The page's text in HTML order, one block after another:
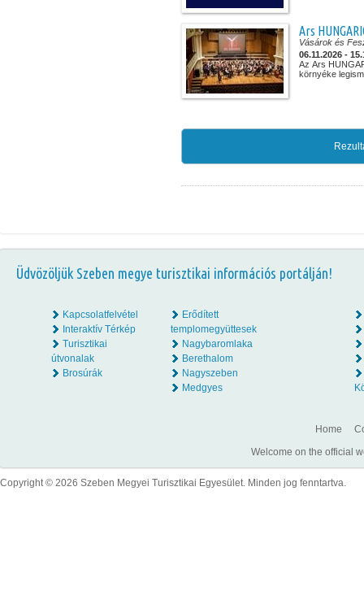
Ars
Vásárok és
06.11.2026 -
Az Ars
környéke
Üdvözöljük Szeben megye turisztikai információs portálján!
Kapcsolatfelvétel
Interaktív Térkép
Turisztikai
útvonalak
Brosúrák
Erődített
templomegyüttesek
Nagybaromlaka
Berethalom
Nagyszeben
Medgyes
Home
Welcome on the official
Copyright © 2026 Szeben Megyei Turisztikai Egyesület. Minden jog fenntartva.